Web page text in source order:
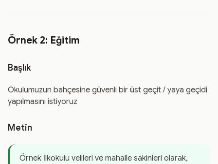
Örnek 2: Eğitim
Başlık
Okulumuzun bahçesine güvenli bir üst geçit / yaya geçidi
yapılmasını istiyoruz
Metin
Örnek İlkokulu velileri ve mahalle sakinleri olarak,